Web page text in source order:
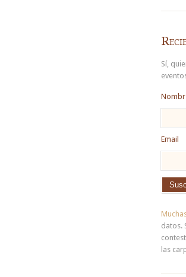
Sí,
Email
datos.
las